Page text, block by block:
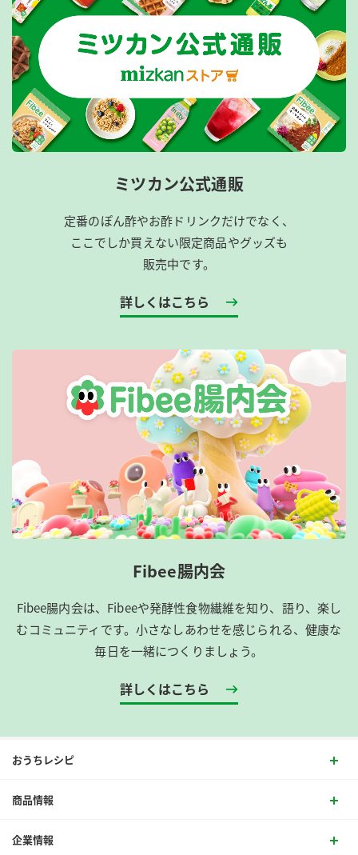
ミツカン公式通販
定番のぽん酢やお酢ドリンクだけでなく、
ここでしか買えない限定商品やグッズも
販売中です。
詳しくはこちら
Fibee腸内会
Fibee腸内会は、​Fibeeや発酵性食物繊維を知り、語り、楽し
むコミュニティです。​小さなしあわせを感じられる、健康な
毎日を一緒につくりましょう。
詳しくはこちら
おうちレシピ
商品情報
企業情報